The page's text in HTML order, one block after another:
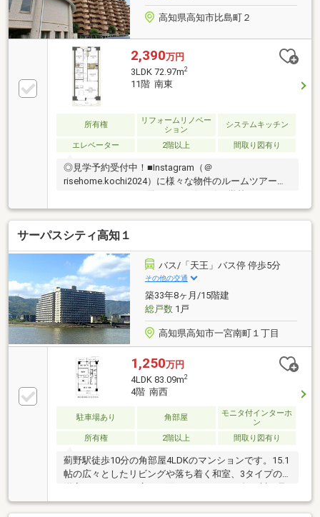
高知県高知市比島町２
2,390万円
3LDK 72.97m2
11階 南東
所有権
リフォームリノベー
ション
システムキッチン
エレベーター 2階以上 間取り図有り
◎見学予約受付中！■Instagram（＠
risehome.kochi2024）に様々な物件のルームツアー動
ー・コンビニが徒歩圏に揃う好立地！・水回り全交換
＆配管更新のフルリノベーション物件・家事効率を上
げる設備と充実の収納力が魅力・南東向きの陽当た
り・風通り良好な明るい住まい・家族が自然と集まる
16.4帖の広々LDK♪【周辺環境】・高知市江陽小学校
徒歩8分（632m）・高知市城東中学校 徒歩8分（614
ｍ）
サーパスシティ高知１
バス/「天王」バス停 停歩5分
その他の交通
築33年8ヶ月/15階建
総戸数1戸
高知県高知市一宮南町１丁目
1,250万円
4LDK 83.09m2
4階 南西
駐車場あり 角部屋
モニタ付インターホ
ン
所有権
2階以上 間取り図有り
薊野駅徒歩10分の角部屋4LDKのマンションです。15.1
帖の広々としたリビングや落ち着く和室、3タイプの
下ろせ、日当たり風通しも良いです♪周辺にはスーパ
ーやドラッグストアが充実し、生活に便利です。最寄